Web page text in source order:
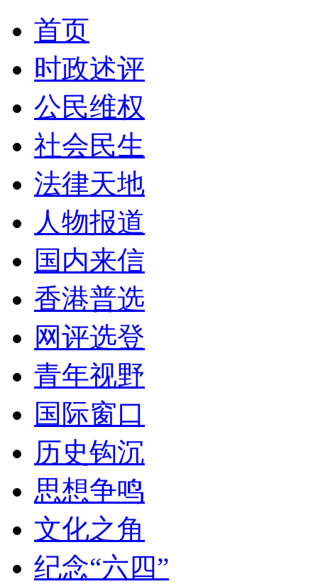
首页
时政述评
公民维权
社会民生
法律天地
人物报道
国内来信
香港普选
网评选登
青年视野
国际窗口
历史钩沉
思想争鸣
文化之角
纪念“六四”